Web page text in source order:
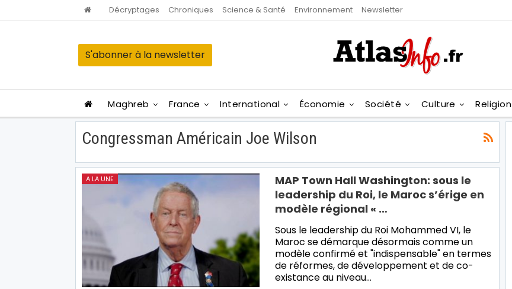
Décryptages Chroniques Science & Santé Environnement Newsletter
S'abonner à la newsletter
Maghreb France International Économie Société Culture Religion
Congressman Américain Joe Wilson
A LA UNE
MAP Town Hall Washington: sous le
leadership du Roi, le Maroc s’érige en
modèle régional « …
Sous le leadership du Roi Mohammed VI, le
Maroc se démarque désormais comme un
modèle confirmé et "indispensable" en termes
de réformes, de développement et de co-
existance au niveau…